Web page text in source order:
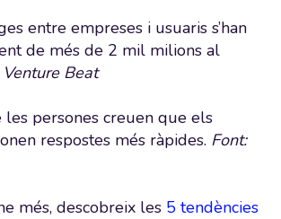
entre empreses i usuaris s’han
de més de 2 mil milions al
Beat
les persones creuen que els
respostes més ràpides. Font:
més, descobreix les 5 tendències